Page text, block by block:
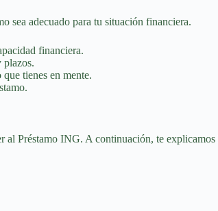
sea adecuado para tu situación financiera.
financiera.
plazos.
tienes en mente.
al Préstamo ING. A continuación, te explicamos